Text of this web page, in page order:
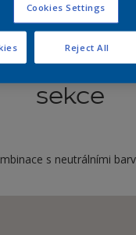
sekce
s neutrálními
Cookies Settings
Reject All